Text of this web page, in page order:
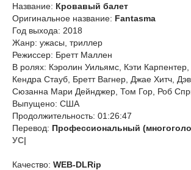
Название: Кровавый балет
Оригинальное название: Fantasma
Год выхода: 2018
Жанр: ужасы, триллер
Режиссер: Бретт Маллен
В ролях: Кэролин Уильямс, Кэти
Кендра Стауб, Бретт Вагнер, Джае Хитч,
Сюзанна Мари Дейнджер, Том Гор, Роб
Выпущено: США
Продолжительность: 01:26:47
Перевод: Профессиональный
УС|
Качество: WEB-DLRip